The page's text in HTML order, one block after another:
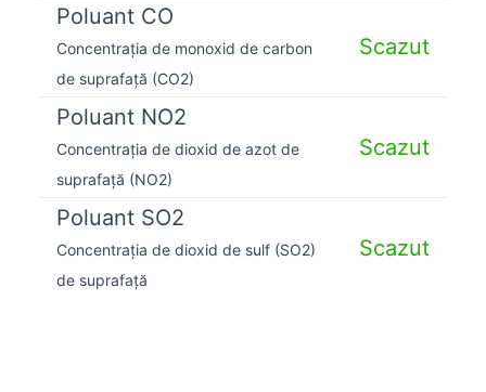
Poluant CO
Concentrația de monoxid de carbon
de suprafață (CO2)
Scazut
Poluant NO2
Concentrația de dioxid de azot de
suprafață (NO2)
Scazut
Poluant SO2
Concentrația de dioxid de sulf (SO2)
de suprafață
Scazut